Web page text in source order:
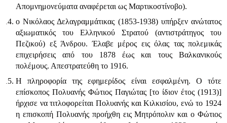
Απομνημονεύματα αναφέρεται ως Μαρτικοστίνοβο).
ο Νικόλαος Δελαγραμμάτικας (1853-1938) υπήρξεν ανώτατος
αξιωματικός του Ελληνικού Στρατού (αντιστρά­τηγος του
Πεζικού) εξ Άνδρου. Έλαβε μέρος εις όλας τας πολεμικάς
επιχειρήσεις από του 1878 έως και τους Βαλκανικούς
πολέμους. Απεστρατεύθη το 1916.
Η πληροφορία της εφημερίδος είναι εσφαλμένη. Ο τότε
επίσκοπος Πολυανής Φώτιος Παγιώτας [το ίδιον έτος (1913)]
ήρχισε να τιτλοφορείται Πολυανής και Κιλκισίου, ενώ το 1924
η επισκοπή Πολυανής προήχθη εις Μητρόπολιν και ο Φώτιος